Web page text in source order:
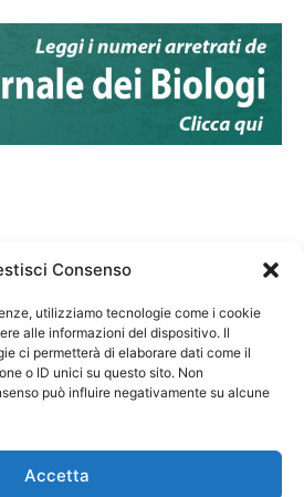
Consenso
utilizziamo tecnologie come i cookie
alle informazioni del dispositivo. Il
ci permetterà di elaborare dati come il
o ID unici su questo sito. Non
può influire negativamente su alcune
Accetta
Degli Ordini dei Biologi:
fiscale 80069130583
internet www.fnob.it: Vincenzo